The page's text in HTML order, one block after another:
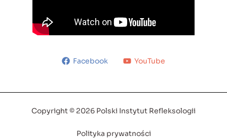
Facebook YouTube
Copyright © 2026 Polski Instytut Refleksologii
Polityka prywatności